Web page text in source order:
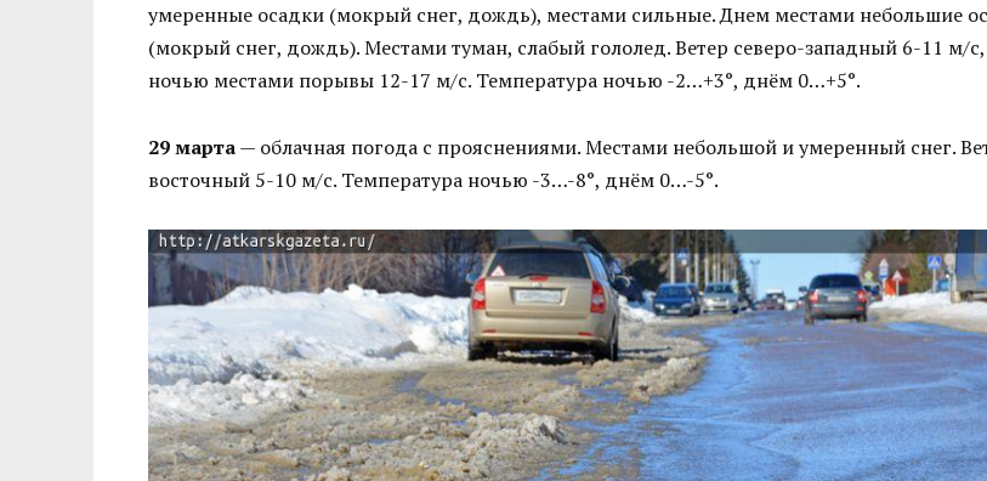
умеренные осадки (мокрый снег, дождь), местами сильные. Днем местами небольшие
(мокрый снег, дождь). Местами туман, слабый гололед. Ветер северо-западный 6-11 м/с,
ночью местами порывы 12-17 м/с. Температура ночью -2…+3°, днём 0…+5°.
29 марта— облачная погода с прояснениями. Местами небольшой и умеренный снег.
восточный 5-10 м/с. Температура ночью -3…-8°, днём 0…-5°.